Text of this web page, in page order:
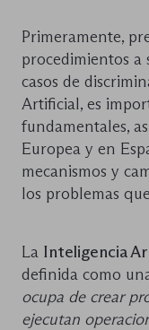
Primeramente,
procedimientos a
casos de
Artificial, es
fundamentales,
Europea y en
mecanismos y
los problemas
La Inteligencia
definida como
ocupa de crear
ejecutan